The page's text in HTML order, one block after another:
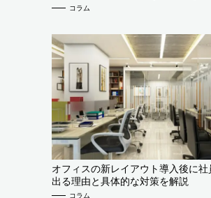
コラム
オフィスの新レイアウト導入後に
出る理由と具体的な対策を解説
コラム